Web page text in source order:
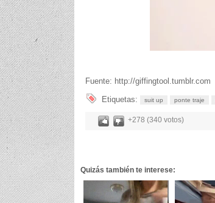
Fuente: http://giffingtool.tumblr.com
Etiquetas:
suit up ponte traje
+278 (340 votos)
Quizás también te interese: